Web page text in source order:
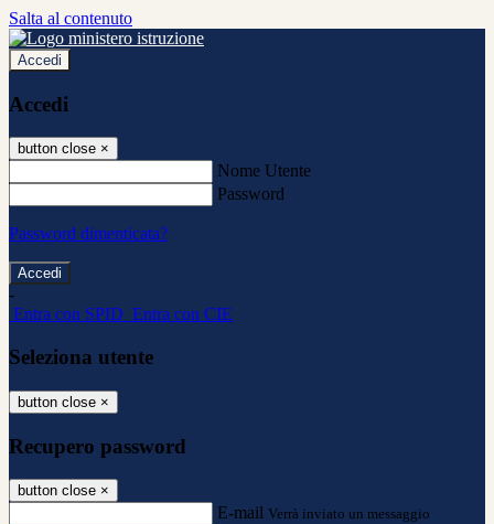
Salta al contenuto
Accedi
Accedi
button close ×
Nome Utente
Password
Password dimenticata?
-
Entra con SPID Entra con CIE
Seleziona utente
button close ×
Recupero password
button close ×
E-mail Verrà inviato un messaggio